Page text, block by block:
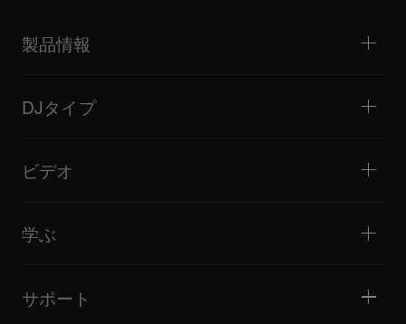
製品情報
DJミキサー
オールインワンDJシステム
DJサンプラー
DJエフェクター
モニタースピーカー
ポータブルDJスピーカー
DJタイプ
ライブストリーミング
ミニクラブ / バー・ラウンジ
バトル / パフォーマンス
音楽制作
ビデオ
チュートリアル
ヒント・テクニック
カルチャー
ドキュメンタリー
学ぶ
DJスクール
Open format/Hip Hop DJにお勧めの製品
サポート